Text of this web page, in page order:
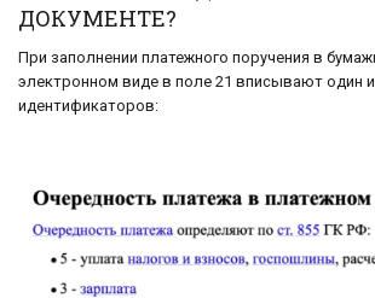
ДОКУМЕНТЕ?
При заполнении платежного поручения в
электронном виде в поле 21 вписывают один
идентификаторов: